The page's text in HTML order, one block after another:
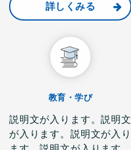
詳しくみる
教育・学び
説明文が入ります。説明文
が入ります。説明文が入り